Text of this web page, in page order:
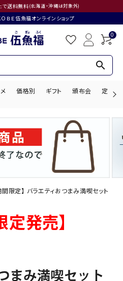
送料無料(北海道・沖縄は対象外)
Ｅ伍魚福オンラインショップ
0
search
価格別 ギフト 頒布会 定期購
search
間限定】 バラエティおつまみ満喫セット
定発売】